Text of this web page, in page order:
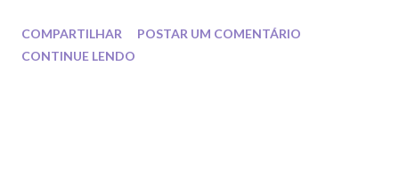
COMPARTILHAR
POSTAR UM COMENTÁRIO
CONTINUE LENDO